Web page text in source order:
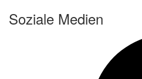
Soziale Medien